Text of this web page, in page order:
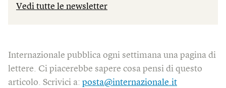
Vedi tutte le newsletter
Internazionale pubblica ogni settimana una pagina di
lettere. Ci piacerebbe sapere cosa pensi di questo
articolo. Scrivici a: posta@internazionale.it